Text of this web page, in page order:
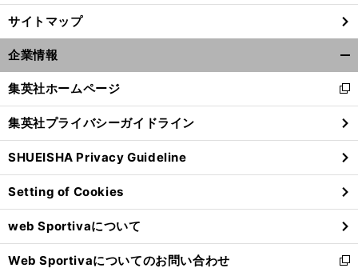
前
サイトマップ
企業情報
閉
る
集英社ホームページ
新
し
い
ウ
ィ
ン
ド
ウ
で
開
く
集英社プライバシーガイドライン
SHUEISHA Privacy Guideline
Setting of Cookies
web Sportivaについて
Web Sportivaについてのお問い合わせ
新